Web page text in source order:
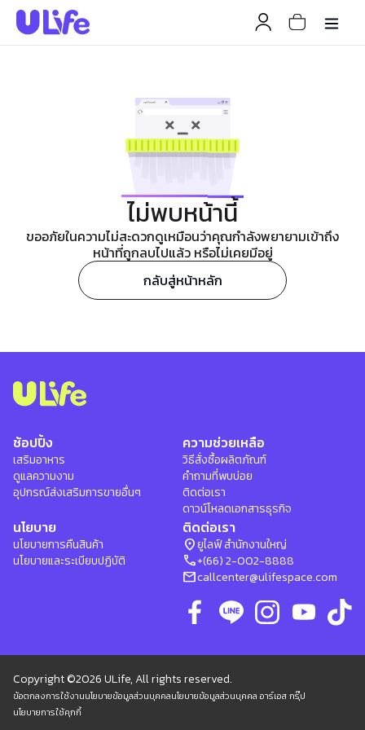
ไม่พบหน้านี้
ขออภัยในความไม่สะดวกดูเหมือนว่าคุณกำลังพยายามเข้าถึง
หน้าที่ถูกลบไปแล้ว หรือไม่เคยมีอยู่
กลับสู่หน้าหลัก
ช้อปปิ้ง
เสริมอาหาร
ดูแลความงาม
อุปกรณ์ส่งเสริมการขายอื่นๆ
ความช่วยเหลือ
วิธีสั่งซื้อผลิตภัณฑ์
คำถามที่พบบ่อย
ติดต่อเรา
ดาวน์โหลดเอกสารธุรกิจ
นโยบาย
นโยบายการคืนสินค้า
นโยบายและระเบียบปฏิบัติ
ติดต่อเรา
location_onยูไลฟ์ สำนักงานใหญ่
phone+(66) 2-002-8888
mailcallcenter@ulifespace.com
Copyright ©2026 ULife, All rights reserved.
ข้อตกลงการใช้งานนโยบายข้อมูลส่วนบุคคลนโยบายข้อมูลส่วนบุคคล อาร์เอส กรุ๊ป
นโยบายการใช้คุกกี้